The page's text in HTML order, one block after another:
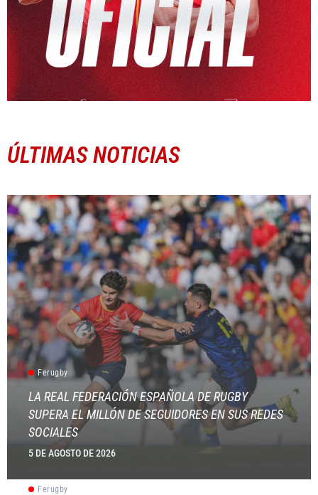
ÚLTIMAS NOTICIAS
Ferugby
LA REAL FEDERACIÓN ESPAÑOLA DE RUGBY
SUPERA EL MILLÓN DE SEGUIDORES EN SUS REDES
SOCIALES
5 DE AGOSTO DE 2026
Ferugby